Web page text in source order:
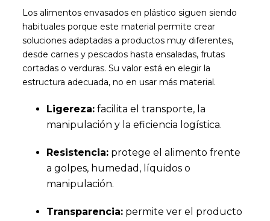
Los alimentos envasados en plástico siguen siendo
habituales porque este material permite crear
soluciones adaptadas a productos muy diferentes,
desde carnes y pescados hasta ensaladas, frutas
cortadas o verduras. Su valor está en elegir la
estructura adecuada, no en usar más material.
Ligereza: facilita el transporte, la
manipulación y la eficiencia logística.
Resistencia: protege el alimento frente
a golpes, humedad, líquidos o
manipulación.
Transparencia: permite ver el producto